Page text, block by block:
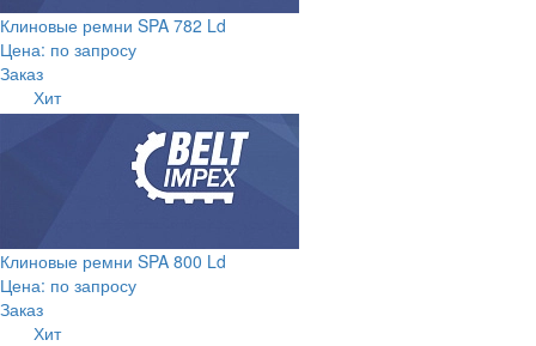
Клиновые ремни SPA 782 Ld
Цена: по запросу
Заказ
Хит
Клиновые ремни SPA 800 Ld
Цена: по запросу
Заказ
Хит